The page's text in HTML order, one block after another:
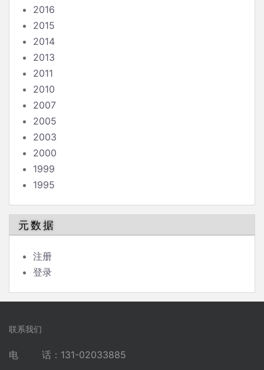
2016
2015
2014
2013
2011
2010
2007
2005
2003
2000
1999
1995
元数据
注册
登录
联系我们
电 话：131-02033885